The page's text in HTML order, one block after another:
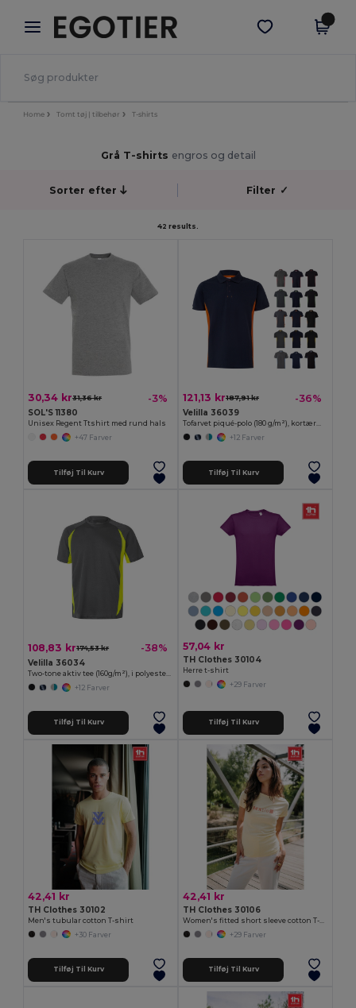
× Egotier-app
Bedre priser i appen!
Hent app
Home Tomt tøj | tilbehør T-shirts
Grå T-shirts engros og detail
Sorter efter Filter ✓
42 results.
30,34 kr31,36 kr -3%
SOL'S 11380
Unisex Regent Ttshirt med rund hals
+47 Farver
Tilføj Til Kurv
121,13 kr187,91 kr -36%
Velilla 36039
Tofarvet piqué-polo (180 g/m²), kortærmet, i bomuld (60 %) og polyester
+12 Farver
Tilføj Til Kurv
108,83 kr174,53 kr -38%
Velilla 36034
+12 Farver
Tilføj Til Kurv
57,04 kr
TH Clothes 30104
Herre t-shirt
+29 Farver
Tilføj Til Kurv
42,41 kr
TH Clothes 30102
Men's tubular cotton T-shirt
+30 Farver
Tilføj Til Kurv
42,41 kr
TH Clothes 30106
+29 Farver
Tilføj Til Kurv